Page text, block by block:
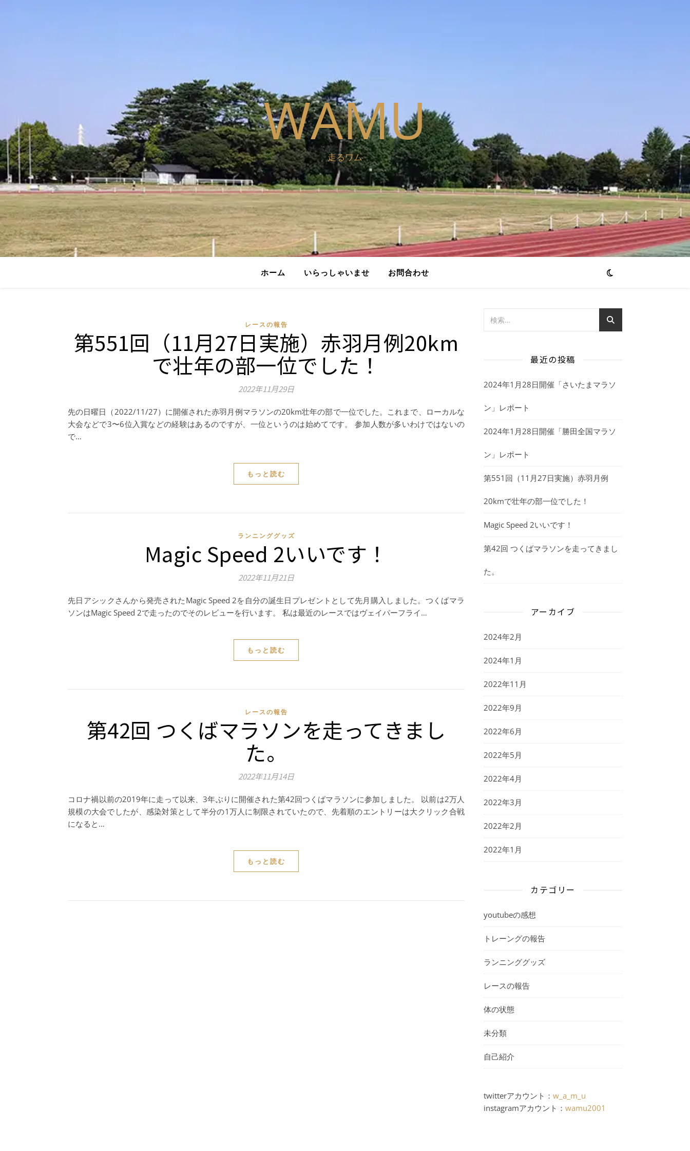
WAMU
走るワム
ホーム いらっしゃいませ お問合わせ
レースの報告
第551回（11月27日実施）赤羽月例20km
で壮年の部一位でした！
2022年11月29日
先の日曜日（2022/11/27）に開催された赤羽月例マラソンの20km壮年の部で一位でした。これまで、ローカルな
大会などで3〜6位入賞などの経験はあるのですが、一位というのは始めてです。 参加人数が多いわけではないの
で…
もっと読む
ランニンググッズ
Magic Speed 2いいです！
2022年11月21日
先日アシックさんから発売されたMagic Speed 2を自分の誕生日プレゼントとして先月購入しました。つくばマラ
ソンはMagic Speed 2で走ったのでそのレビューを行います。 私は最近のレースではヴェイパーフライ…
もっと読む
レースの報告
第42回 つくばマラソンを走ってきまし
た。
2022年11月14日
コロナ禍以前の2019年に走って以来、3年ぶりに開催された第42回つくばマラソンに参加しました。 以前は2万人
規模の大会でしたが、感染対策として半分の1万人に制限されていたので、先着順のエントリーは大クリック合戦
になると…
もっと読む
最近の投稿
2024年1月28日開催「さいたまマラソ
ン」レポート
2024年1月28日開催「勝田全国マラソ
ン」レポート
第551回（11月27日実施）赤羽月例
20kmで壮年の部一位でした！
Magic Speed 2いいです！
第42回 つくばマラソンを走ってきまし
た。
アーカイブ
2024年2月
2024年1月
2022年11月
2022年9月
2022年6月
2022年5月
2022年4月
2022年3月
2022年2月
2022年1月
カテゴリー
youtubeの感想
トレーングの報告
ランニンググッズ
レースの報告
体の状態
未分類
自己紹介
twitterアカウント： w_a_m_u
instagramアカウント： wamu2001